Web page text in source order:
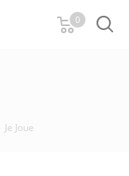
0
Je Joue